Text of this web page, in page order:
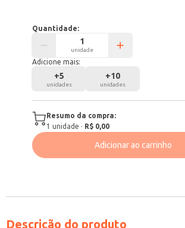
Quantidade:
unidade
Adicione mais:
+5
unidades
+10
unidades
Resumo da compra:
1 unidade · R$ 0,00
Adicionar ao carrinho
Descrição do produto